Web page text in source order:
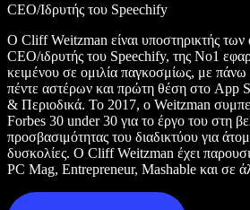
CEO/Ιδρυτής του Speechify
Ο Cliff Weitzman είναι υποστηρικτής των
CEO/ιδρυτής του Speechify, της Νο1
κειμένου σε ομιλία παγκοσμίως, με πάνω
πέντε αστέρων και πρώτη θέση στο App
& Περιοδικά. Το 2017, ο Weitzman
Forbes 30 under 30 για το έργο του στη
προσβασιμότητας του διαδικτύου για
δυσκολίες. Ο Cliff Weitzman έχει
PC Mag, Entrepreneur, Mashable και σε